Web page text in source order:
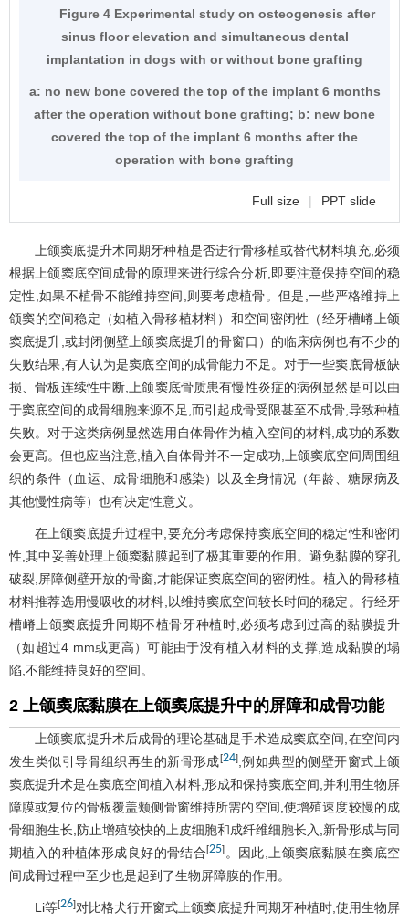
Figure 4 Experimental study on osteogenesis after
sinus floor elevation and simultaneous dental
implantation in dogs with or without bone grafting
a: no new bone covered the top of the implant 6 months
after the operation without bone grafting; b: new bone
covered the top of the implant 6 months after the
operation with bone grafting
Full size | PPT slide
上颌窦底提升术同期牙种植是否进行骨移植或替代材料填充,必须
根据上颌窦底空间成骨的原理来进行综合分析,即要注意保持空间的稳
定性,如果不植骨不能维持空间,则要考虑植骨。但是,一些严格维持上
颌窦的空间稳定（如植入骨移植材料）和空间密闭性（经牙槽嵴上颌
窦底提升,或封闭侧壁上颌窦底提升的骨窗口）的临床病例也有不少的
失败结果,有人认为是窦底空间的成骨能力不足。对于一些窦底骨板缺
损、骨板连续性中断,上颌窦底骨质患有慢性炎症的病例显然是可以由
于窦底空间的成骨细胞来源不足,而引起成骨受限甚至不成骨,导致种植
失败。对于这类病例显然选用自体骨作为植入空间的材料,成功的系数
会更高。但也应当注意,植入自体骨并不一定成功,上颌窦底空间周围组
织的条件（血运、成骨细胞和感染）以及全身情况（年龄、糖尿病及
其他慢性病等）也有决定性意义。
在上颌窦底提升过程中,要充分考虑保持窦底空间的稳定性和密闭
性,其中妥善处理上颌窦黏膜起到了极其重要的作用。避免黏膜的穿孔
破裂,屏障侧壁开放的骨窗,才能保证窦底空间的密闭性。植入的骨移植
材料推荐选用慢吸收的材料,以维持窦底空间较长时间的稳定。行经牙
槽嵴上颌窦底提升同期不植骨牙种植时,必须考虑到过高的黏膜提升
（如超过4 mm或更高）可能由于没有植入材料的支撑,造成黏膜的塌
陷,不能维持良好的空间。
2 上颌窦底黏膜在上颌窦底提升中的屏障和成骨功能
上颌窦底提升术后成骨的理论基础是手术造成窦底空间,在空间内
发生类似引导骨组织再生的新骨形成[24],例如典型的侧壁开窗式上颌
窦底提升术是在窦底空间植入材料,形成和保持窦底空间,并利用生物屏
障膜或复位的骨板覆盖颊侧骨窗维持所需的空间,使增殖速度较慢的成
骨细胞生长,防止增殖较快的上皮细胞和成纤维细胞长入,新骨形成与同
期植入的种植体形成良好的骨结合[25] 。因此,上颌窦底黏膜在窦底空
间成骨过程中至少也是起到了生物屏障膜的作用。
Li等[26]对比格犬行开窗式上颌窦底提升同期牙种植时,使用生物屏